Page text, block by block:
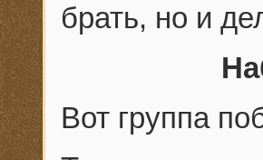
брать, но и
Вот группа